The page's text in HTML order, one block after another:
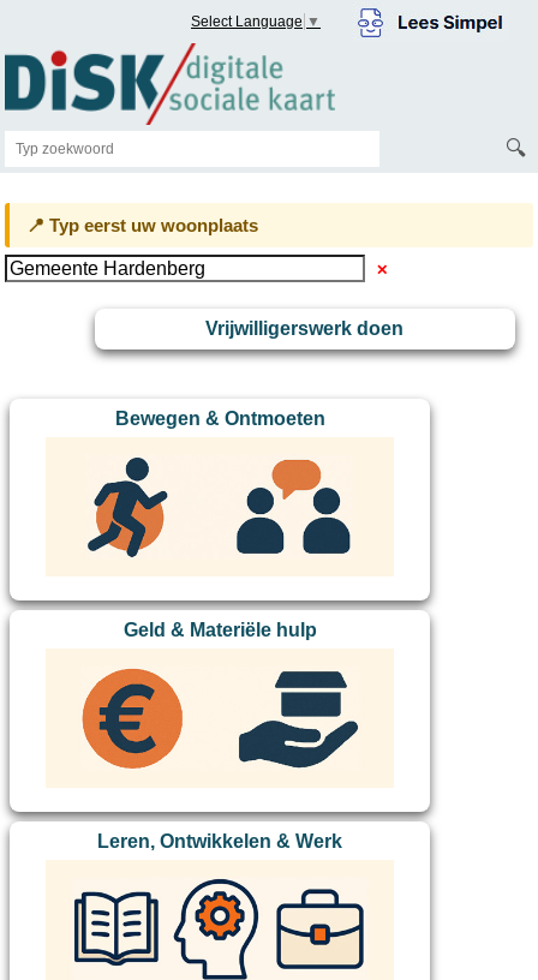
Select Language ▼
🔍
📍 Typ eerst uw woonplaats
✕
Vrijwilligerswerk doen
Bewegen & Ontmoeten
Geld & Materiële hulp
Leren, Ontwikkelen & Werk